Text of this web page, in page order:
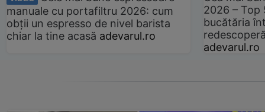
manuale cu portafiltru 2026: cum
obții un espresso de nivel barista
chiar la tine acasă adevarul.ro
2026 –
bucătăria
adevarul.ro